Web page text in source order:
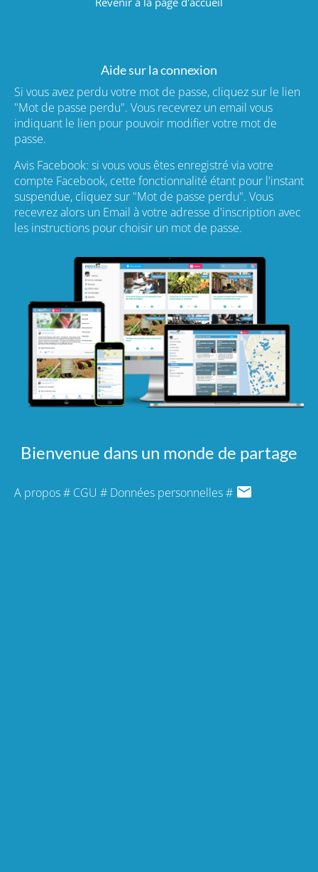
Aide sur la connexion
Si vous avez perdu votre mot de passe, cliquez sur le lien
"Mot de passe perdu". Vous recevrez un email vous
indiquant le lien pour pouvoir modifier votre mot de
passe.
Avis Facebook: si vous vous êtes enregistré via votre
compte Facebook, cette fonctionnalité étant pour l'instant
suspendue, cliquez sur "Mot de passe perdu". Vous
recevrez alors un Email à votre adresse d'inscription avec
les instructions pour choisir un mot de passe.
Bienvenue dans un monde de partage
A propos# CGU # Données personnelles#